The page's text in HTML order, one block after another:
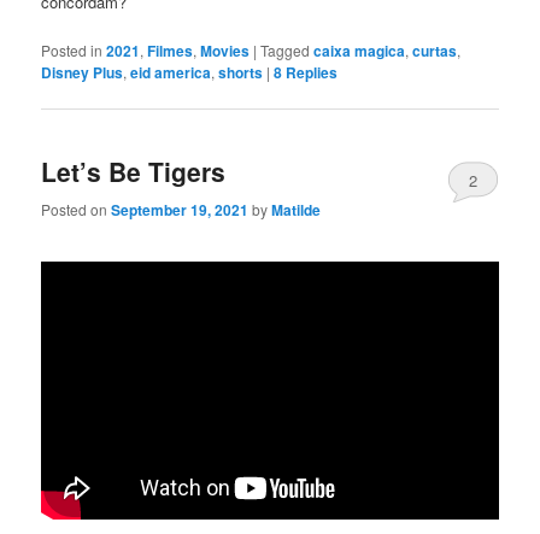
Posted in 2021,Filmes,Movies |Tagged caixa magica,curtas,
Disney Plus,eid america,shorts |8 Replies
Let’s Be Tigers
Posted onSeptember 19, 2021 byMatilde
2